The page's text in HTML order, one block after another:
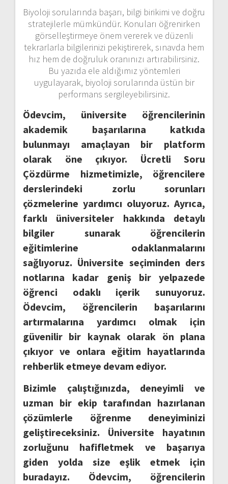
Biyoloji sorularında başarı, bilgi birikimi ve doğru
stratejilerle mümkündür. Konuları öğrenirken
görselleştirmeye önem vererek ve düzenli
tekrarlarla bilgilerinizi pekiştirerek, sınavda hem
hız hem de doğruluk oranınızı artırabilirsiniz.
Bu yazıda ele aldığımız yöntemleri
uygulayarak, biyoloji sorularında üstün bir
performans sergileyebilirsiniz.
Ödevcim, üniversite öğrencilerinin
akademik başarılarına katkıda
bulunmayı amaçlayan bir platform
olarak öne çıkıyor. Ücretli Soru
Çözdürme hizmetimizle, öğrencilere
derslerindeki zorlu sorunları
çözmelerine yardımcı oluyoruz. Ayrıca,
farklı üniversiteler hakkında detaylı
bilgiler sunarak öğrencilerin
eğitimlerine odaklanmalarını
sağlıyoruz. Üniversite seçiminden ders
notlarına kadar geniş bir yelpazede
öğrenci odaklı içerik sunuyoruz.
Ödevcim, öğrencilerin başarılarını
artırmalarına yardımcı olmak için
güvenilir bir kaynak olarak ön plana
çıkıyor ve onlara eğitim hayatlarında
rehberlik etmeye devam ediyor.
Bizimle çalıştığınızda, deneyimli ve
uzman bir ekip tarafından hazırlanan
çözümlerle öğrenme deneyiminizi
geliştireceksiniz. Üniversite hayatının
zorluğunu hafifletmek ve başarıya
giden yolda size eşlik etmek için
buradayız. Ödevcim, öğrencilerin